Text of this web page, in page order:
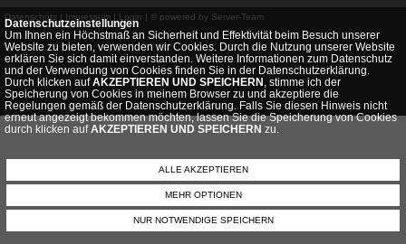
Datenschutzeinstellungen
Um Ihnen ein Höchstmaß an Sicherheit und Effektivität beim Besuch unserer
Website zu bieten, verwenden wir Cookies. Durch die Nutzung unserer Website
erklären Sie sich damit einverstanden. Weitere Informationen zum Datenschutz
und der Verwendung von Cookies finden Sie in der Datenschutzerklärung.
Durch klicken aufAKZEPTIEREN UND SPEICHERN , stimme ich der
Speicherung von Cookies in meinem Browser zu und akzeptiere die
Regelungen gemäß der Datenschutzerklärung. Falls Sie diesen Hinweis nicht
erneut angezeigt bekommen möchten, lassen Sie die Speicherung von Cookies
durch klicken aufAKZEPTIEREN UND SPEICHERN zu.
ALLE AKZEPTIEREN
MEHR OPTIONEN
NUR NOTWENDIGE SPEICHERN
Datenschutz | Impressum | Login | © powered by Server-Team